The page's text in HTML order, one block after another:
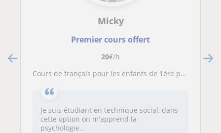
Micky
Premier cours offert
20€/h
Cours de français pour les enfants de 1ère primaire à la 4ème primaire
Je suis étudiant en technique social, dans
cette option on m'apprend la
psychologie...